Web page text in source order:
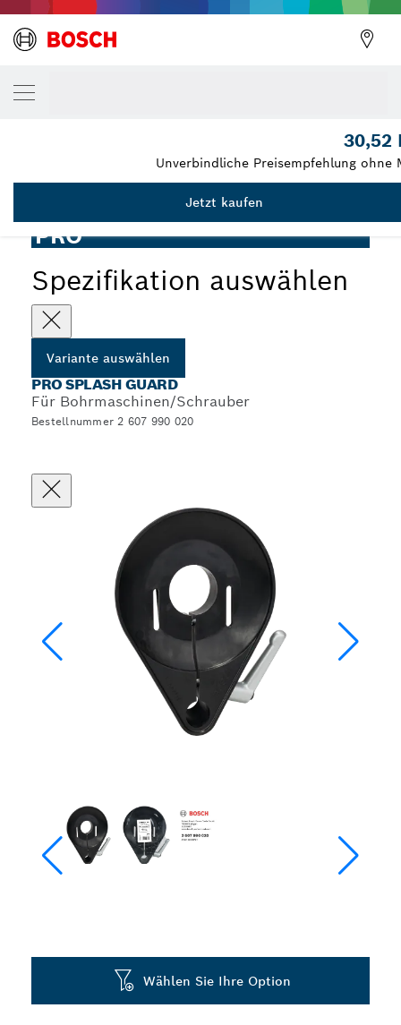
PRO
Spezifikation auswählen
Variante auswählen
PRO SPLASH GUARD
Für Bohrmaschinen/Schrauber
Bestellnummer 2 607 990 020
Wählen Sie Ihre Option
DEINE AUSGEWÄHLTE VARIANTE
2 607 990 020
30,52
Unverbindliche Preisempfehlung ohne
Jetzt kaufen